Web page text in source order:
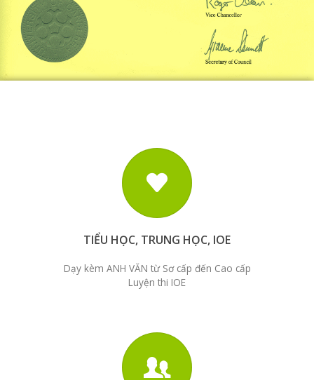
TIỂU HỌC, TRUNG HỌC, IOE
Dạy kèm ANH VĂN từ Sơ cấp đến Cao cấp
Luyện thi IOE